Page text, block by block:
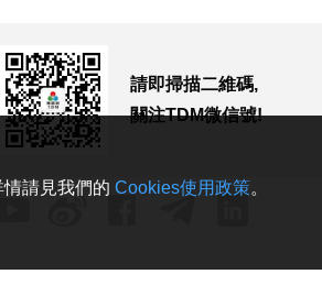
2026-08-09 16:03
158
0
延 逾2萬人撤離
請即掃描二維碼,
關注TDM微信號!
請見我們的 Cookies使用政策。